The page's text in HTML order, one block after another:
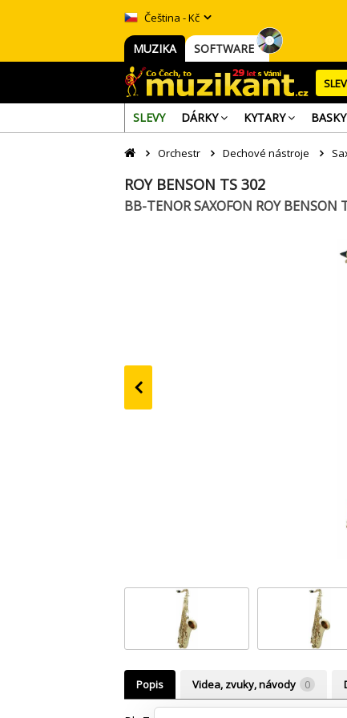
Čeština - Kč
MUZIKA SOFTWARE
SLEVY DÁRKY KYTARY
Orchestr Dechové nástroje
ROY BENSON TS 302
BB-TENOR SAXOFON ROY BENSON
Popis Videa, zvuky, návody 0